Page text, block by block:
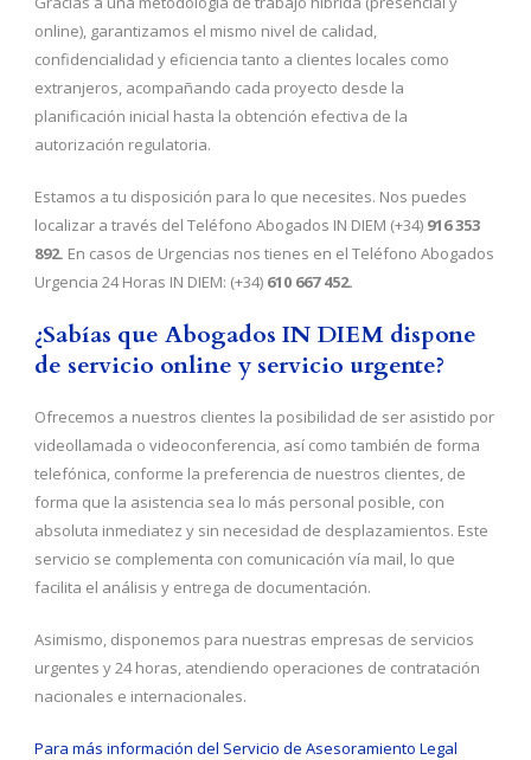
online), garantizamos el mismo nivel de calidad,
confidencialidad y eficiencia tanto a clientes locales como
extranjeros, acompañando cada proyecto desde la
planificación inicial hasta la obtención efectiva de la
autorización regulatoria.
Estamos a tu disposición para lo que necesites. Nos puedes
localizar a través del Teléfono Abogados IN DIEM (+34) 916 353
892. En casos de Urgencias nos tienes en el Teléfono Abogados
Urgencia 24 Horas IN DIEM: (+34) 610 667 452.
¿Sabías que Abogados IN DIEM dispone
de servicio online y servicio urgente?
Ofrecemos a nuestros clientes la posibilidad de ser asistido por
videollamada o videoconferencia, así como también de forma
telefónica, conforme la preferencia de nuestros clientes, de
forma que la asistencia sea lo más personal posible, con
absoluta inmediatez y sin necesidad de desplazamientos. Este
servicio se complementa con comunicación vía mail, lo que
facilita el análisis y entrega de documentación.
Asimismo, disponemos para nuestras empresas de servicios
urgentes y 24 horas, atendiendo operaciones de contratación
nacionales e internacionales.
Para más información del Servicio de Asesoramiento Legal